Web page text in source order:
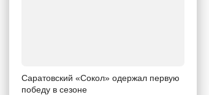
Саратовский «Сокол» одержал первую
победу в сезоне